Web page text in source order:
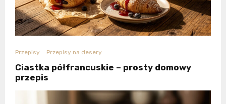
Przepisy Przepisy na desery
Ciastka półfrancuskie – prosty domowy
przepis